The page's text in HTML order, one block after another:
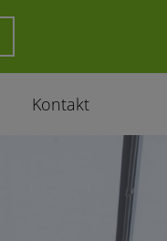
Kontakt